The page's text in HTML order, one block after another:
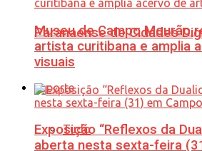
Paranaense de Cidades
Esporte
Tudo
Museu de Campo Mourão
artista curitibana e amplia
visuais
Exposição “Reflexos da
aberta nesta sexta-feira